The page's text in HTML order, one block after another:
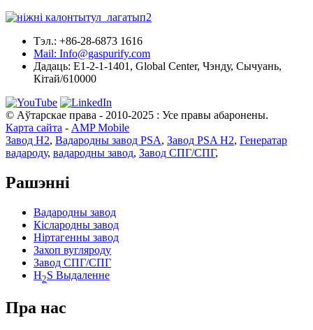
Тэл.: +86-28-6873 1616
Mail: Info@gaspurify.com
Дадаць: E1-2-1-1401, Global Center, Чэнду, Сычуань,
Кітай/610000
© Аўтарскае права - 2010-2025 : Усе правы абаронены.
Карта сайта - AMP Mobile
Завод H2, Вадародны завод PSA, Завод PSA H2, Генератар
вадароду, вадародны завод, Завод СПГ/СПГ,
Рашэнні
Вадародны завод
Кіслародны завод
Ніртагенны завод
Захоп вугляроду
Завод СПГ/СПГ
H2S Выдаленне
Пра нас